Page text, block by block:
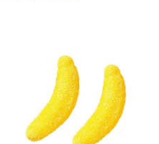
1,00€
hasta
5,00€